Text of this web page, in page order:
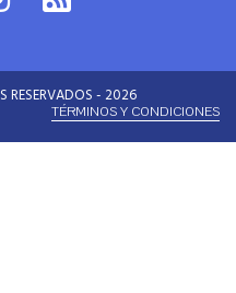
RESERVADOS - 2026
TÉRMINOS Y CONDICIONES